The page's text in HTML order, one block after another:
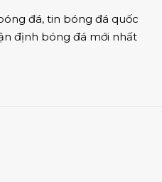
đá, tin bóng đá quốc
định bóng đá mới nhất